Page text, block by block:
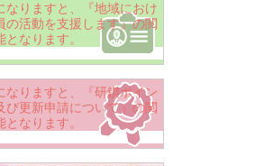
なりますと、『地域におけ
の活動を支援します』の閲
となります。
なりますと、『研鑚ポイン
び更新申請について』の閲
となります。